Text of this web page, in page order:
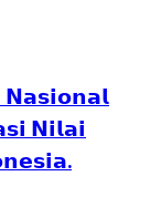
𝗡𝗮𝘀𝗶𝗼𝗻𝗮𝗹
𝗡𝗶𝗹𝗮𝗶